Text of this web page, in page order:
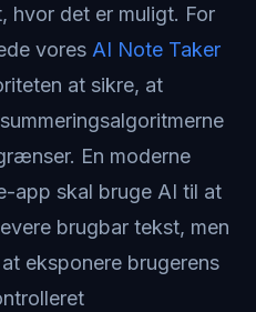
hvor det er muligt. For
vores AI Note Taker
at sikre, at
En moderne
app skal bruge AI til at
brugbar tekst, men
eksponere brugerens